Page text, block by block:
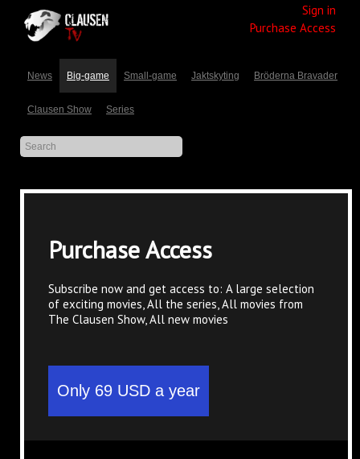
Sign in
Purchase Access
News Big-game Small-game Jaktskyting Bröderna Bravader
Clausen Show Series
Purchase Access
Subscribe now and get access to: A large selection
of exciting movies, All the series, All movies from
The Clausen Show, All new movies